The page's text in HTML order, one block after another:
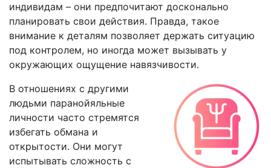
индивидам – они предпочитают досконально
планировать свои действия. Правда, такое
внимание к деталям позволяет держать ситуацию
под контролем, но иногда может вызывать у
окружающих ощущение навязчивости.
В отношениях с другими
людьми паранойяльные
личности часто стремятся
избегать обмана и
открытости. Они могут
испытывать сложность с